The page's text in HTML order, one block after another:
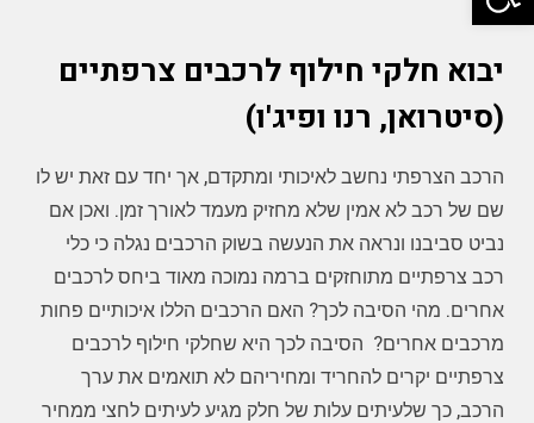
יבוא חלקי חילוף לרכבים צרפתיים
(סיטרואן, רנו ופיג'ו)
הרכב הצרפתי נחשב לאיכותי ומתקדם, אך יחד עם זאת יש לו
שם של רכב לא אמין שלא מחזיק מעמד לאורך זמן. ואכן אם
נביט סביבנו ונראה את הנעשה בשוק הרכבים נגלה כי כלי
רכב צרפתיים מתוחזקים ברמה נמוכה מאוד ביחס לרכבים
אחרים. מהי הסיבה לכך? האם הרכבים הללו איכותיים פחות
מרכבים אחרים? הסיבה לכך היא שחלקי חילוף לרכבים
צרפתיים יקרים להחריד ומחיריהם לא תואמים את ערך
הרכב, כך שלעיתים עלות של חלק מגיע לעיתים לחצי ממחיר